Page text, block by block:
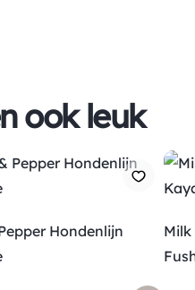
ook leuk
Hondenlijn
Milk